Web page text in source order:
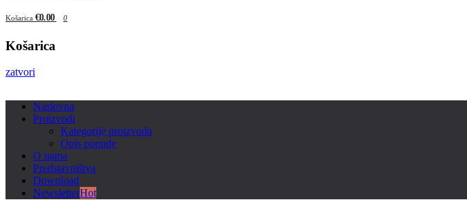
Košarica €0.00 0
Košarica
zatvori
Naslovna
Proizvodi
Kategorije proizvoda
Opis ponude
O nama
Predstavništva
Download
NewsletterHot